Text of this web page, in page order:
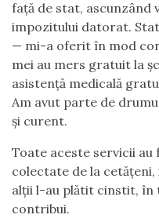
față de stat, ascunzând
impozitului datorat.
— mi-a oferit în mod
mei au mers gratuit la
asistență medicală
Am avut parte de
și curent.
Toate aceste servicii
colectate de la
alții l-au plătit cinstit, în
contribui.